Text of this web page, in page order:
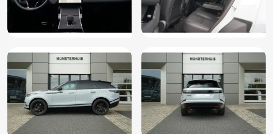
DAB
Dakspoiler
Dodehoek detector
Draadloze telefoonlader
Electronic climate control
Elektrisch bedienbare achterklep
Elektrische ramen achter